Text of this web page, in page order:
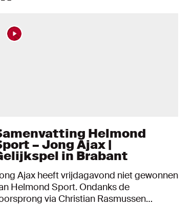
Helmond
– Jong Ajax |
in Brabant
Ajax heeft vrijdagavond niet gewonnen
Helmond Sport. Ondanks de
via Christian Rasmussen